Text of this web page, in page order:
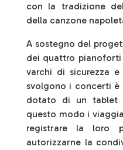
con la tradizione
della canzone
A sostegno del
dei quattro
varchi di sicurezza
svolgono i concerti è
dotato di un tablet
questo modo i
registrare la loro
autorizzarne la